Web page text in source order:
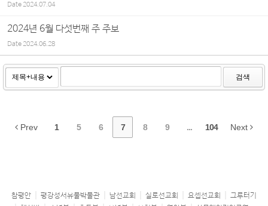
Date2024.07.04
2024년 6월 다섯번째 주 주보
Date2024.06.28
검색
Prev 1 5 6 7 8 9 ... 104 Next
참평안 평강성서유물박물관 남선교회 실로선교회 요셉선교회
그루터기